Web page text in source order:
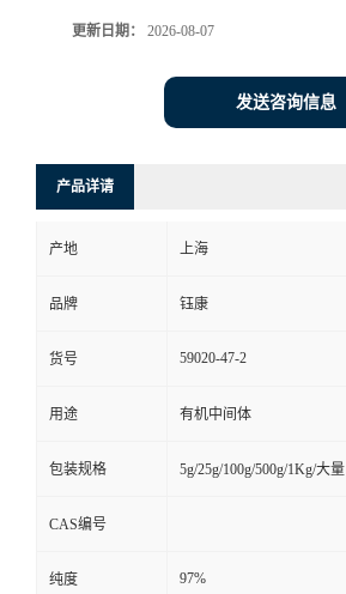
更新日期： 2026-08-07
发送咨询信息
产品详请
产地 上海
品牌 钰康
货号 59020-47-2
用途 有机中间体
包装规格 5g/25g/100g/500g/1Kg/大量
CAS编号
纯度 97%